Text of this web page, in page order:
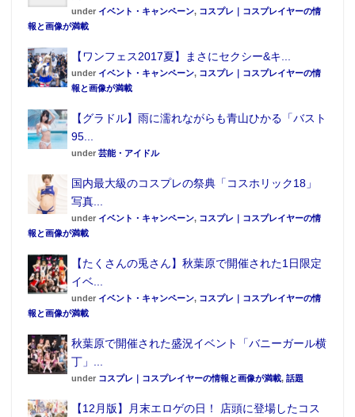
under イベント・キャンペーン, コスプレ｜コスプレイヤーの情
報と画像が満載
【ワンフェス2017夏】まさにセクシー&キ...
under イベント・キャンペーン, コスプレ｜コスプレイヤーの情
報と画像が満載
【グラドル】雨に濡れながらも青山ひかる「バスト
95...
under 芸能・アイドル
国内最大級のコスプレの祭典「コスホリック18」
写真...
under イベント・キャンペーン, コスプレ｜コスプレイヤーの情
報と画像が満載
【たくさんの兎さん】秋葉原で開催された1日限定
イベ...
under イベント・キャンペーン, コスプレ｜コスプレイヤーの情
報と画像が満載
秋葉原で開催された盛況イベント「バニーガール横
丁」...
under コスプレ｜コスプレイヤーの情報と画像が満載, 話題
【12月版】月末エロゲの日！ 店頭に登場したコス